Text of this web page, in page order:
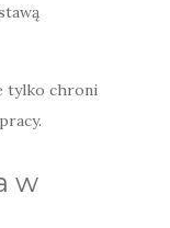
tylko chroni
w